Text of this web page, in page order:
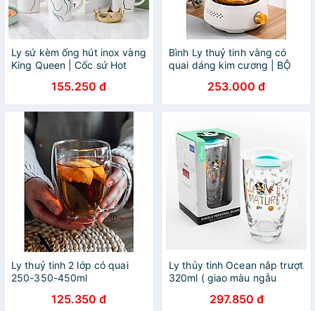
Ly sứ kèm ống hút inox vàng
King Queen | Cốc sứ Hot
đậy kèm ống hút Size To
vương miệng
155.250 đ
Bình Ly thuỷ tinh vàng có
quai dáng kim cương | BỘ
SIÊU NHẸ - CHỊU NHIỆT -
CƯỜNG LỰC LỤC GIÁC
QUAI
253.000 đ
Ly thuỷ tinh 2 lớp có quai
250-350-450ml
125.350 đ
Ly thủy tinh Ocean nắp trượt
320ml ( giao màu ngẫu
297.850 đ